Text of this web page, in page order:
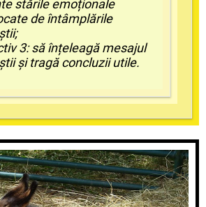
stările emoționale
de întâmplările
3: să înțeleagă mesajul
și tragă concluzii utile.